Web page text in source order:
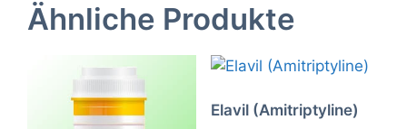
Ähnliche Produkte
Elavil (Amitriptyline)